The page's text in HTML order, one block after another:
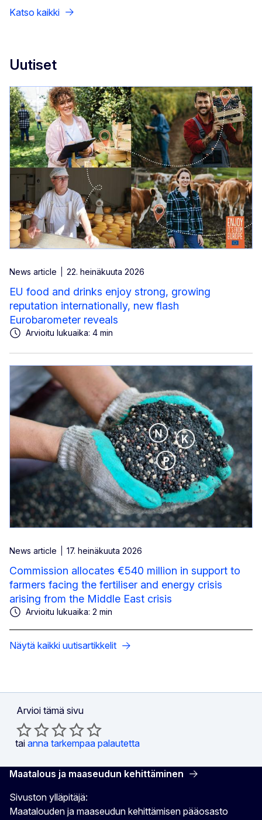
Katso kaikki
Uutiset
News article 22. heinäkuuta 2026
EU food and drinks enjoy strong, growing
reputation internationally, new flash
Eurobarometer reveals
Arvioitu lukuaika: 4 min
News article 17. heinäkuuta 2026
Commission allocates €540 million in support to
farmers facing the fertiliser and energy crisis
arising from the Middle East crisis
Arvioitu lukuaika: 2 min
Näytä kaikki uutisartikkelit
Arvioi tämä sivu
tai anna tarkempaa palautetta
Maatalous ja maaseudun kehittäminen
Sivuston ylläpitäjä:
Maatalouden ja maaseudun kehittämisen pääosasto